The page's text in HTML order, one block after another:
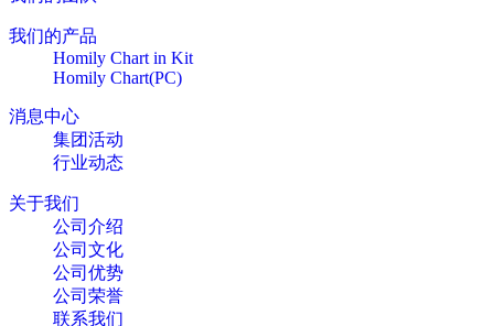
我们的产品
Homily Chart in Kit
Homily Chart(PC)
消息中心
集团活动
行业动态
关于我们
公司介绍
公司文化
公司优势
公司荣誉
联系我们